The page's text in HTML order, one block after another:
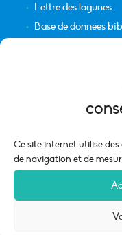
Ce site internet utilise
de navigation et de
Lettre des lagunes
Base de données
Mentions légales
Politique de cookies